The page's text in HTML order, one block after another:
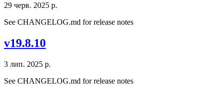
29 черв. 2025 р.
See CHANGELOG.md for release notes
v19.8.10
3 лип. 2025 р.
See CHANGELOG.md for release notes